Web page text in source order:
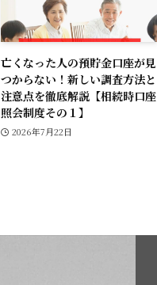
亡くなった人の預貯金口座が見
つからない！新しい調査方法と
注意点を徹底解説【相続時口座
照会制度その１】
2026年7月22日